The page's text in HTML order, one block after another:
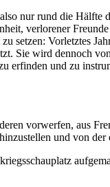
nur rund die Hälfte
verlorener
Vorletztes
Sie wird dennoch
und zu
vorwerfen, aus
und von der